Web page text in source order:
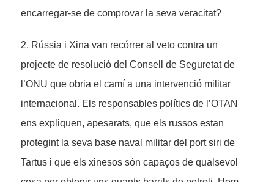
encarregar-se de comprovar la seva veracitat?
2. Rússia i Xina van recórrer al veto contra un
projecte de resolució del Consell de Seguretat de
l’ONU que obria el camí a una intervenció militar
internacional. Els responsables polítics de l’OTAN
ens expliquen, apesarats, que els russos estan
protegint la seva base naval militar del port siri de
Tartus i que els xinesos són capaços de qualsevol